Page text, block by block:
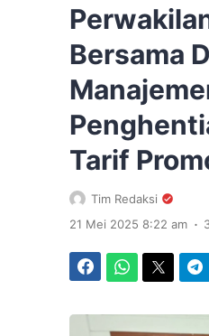
Bersama
Tarif
Tim Redaksi
21 Mei 2025 8:22 am .